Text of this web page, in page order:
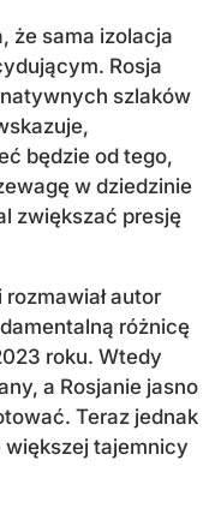
że sama izolacja
Rosja
szlaków
będzie od tego,
w dziedzinie
zwiększać presję
autor
różnicę
roku. Wtedy
a Rosjanie jasno
Teraz jednak
tajemnicy